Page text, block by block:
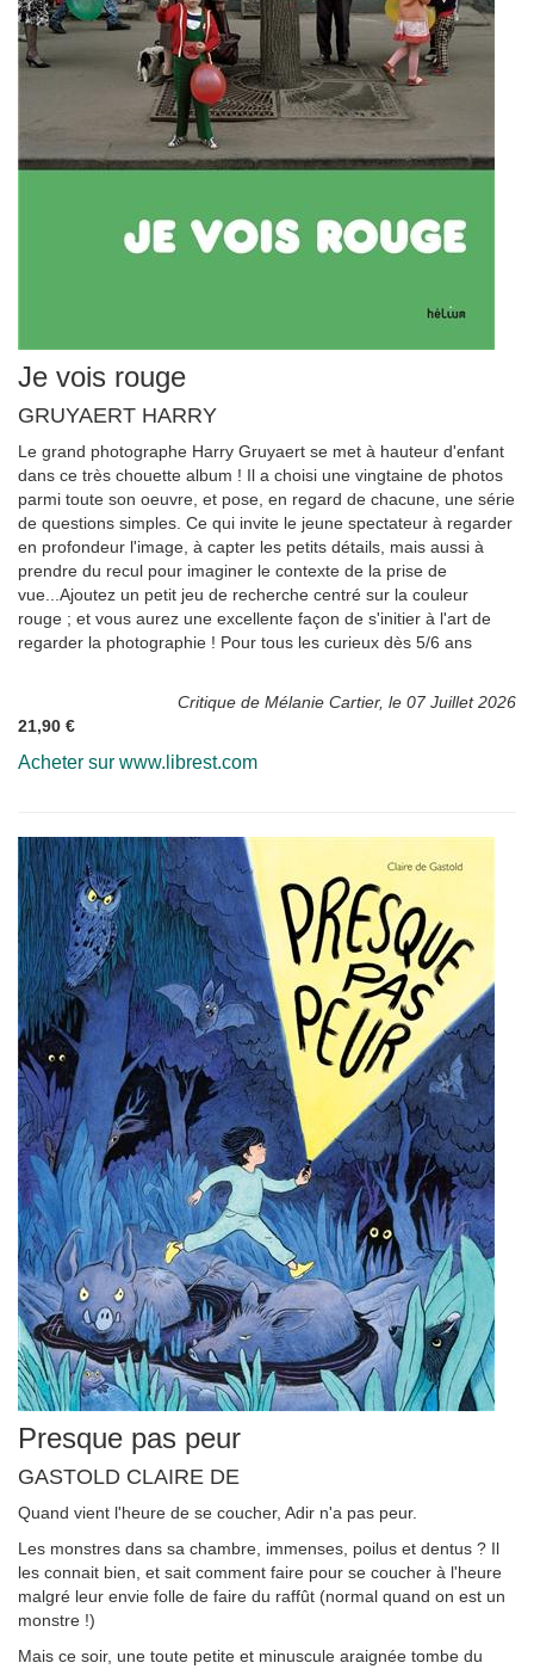
Je vois rouge
GRUYAERT HARRY
Le grand photographe Harry Gruyaert se met à hauteur d'enfant
dans ce très chouette album ! Il a choisi une vingtaine de photos
parmi toute son oeuvre, et pose, en regard de chacune, une série
de questions simples. Ce qui invite le jeune spectateur à regarder
en profondeur l'image, à capter les petits détails, mais aussi à
prendre du recul pour imaginer le contexte de la prise de
vue...Ajoutez un petit jeu de recherche centré sur la couleur
rouge ; et vous aurez une excellente façon de s'initier à l'art de
regarder la photographie ! Pour tous les curieux dès 5/6 ans
Critique de Mélanie Cartier, le 07 Juillet 2026
21,90 €
Acheter sur www.librest.com
Presque pas peur
GASTOLD CLAIRE DE
Quand vient l'heure de se coucher, Adir n'a pas peur.
Les monstres dans sa chambre, immenses, poilus et dentus ? Il
les connait bien, et sait comment faire pour se coucher à l'heure
malgré leur envie folle de faire du raffût (normal quand on est un
monstre !)
Mais ce soir, une toute petite et minuscule araignée tombe du